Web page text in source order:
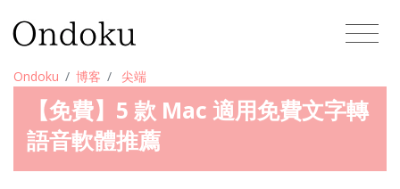
Ondoku 博客 尖端
【免費】5 款 Mac 適用免費文字轉
語音軟體推薦